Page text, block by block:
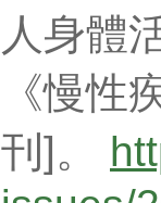
人身體
《慢性
刊]。